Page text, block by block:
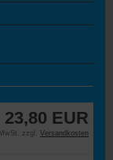
23,80 EUR
zzgl. Versandkosten